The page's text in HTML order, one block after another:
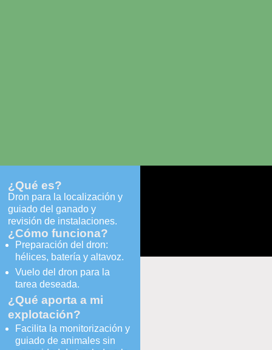
¿Qué es?
Dron para la localización y
guiado del ganado y
revisión de instalaciones.
¿Cómo funciona?
Preparación del dron:
hélices, batería y altavoz.
Vuelo del dron para la
tarea deseada.
¿Qué aporta a mi
explotación?
Facilita la monitorización y
guiado de animales sin